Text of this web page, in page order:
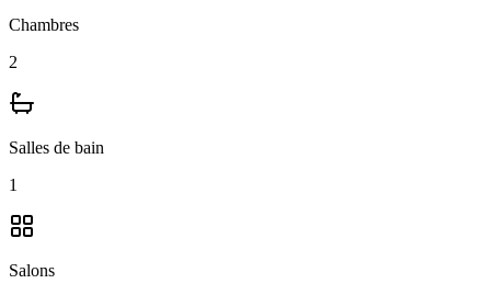
Chambres
2
Salles de bain
1
Salons